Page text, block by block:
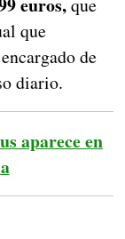
que
de
diario.
aparece en